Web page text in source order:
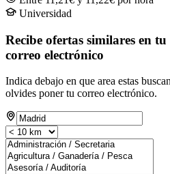
Universidad
Recibe ofertas similares en
correo electrónico
Indica debajo en que area estas
olvides poner tu correo electrónico.